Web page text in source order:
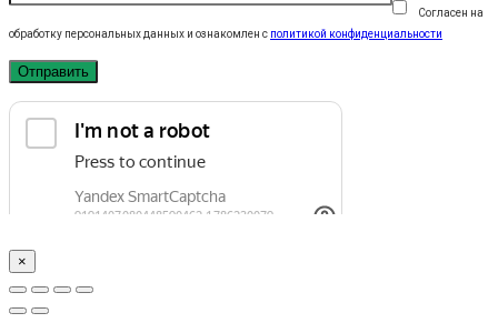
Согласен на
обработку персональных данных и ознакомлен с политикой конфиденциальности
×